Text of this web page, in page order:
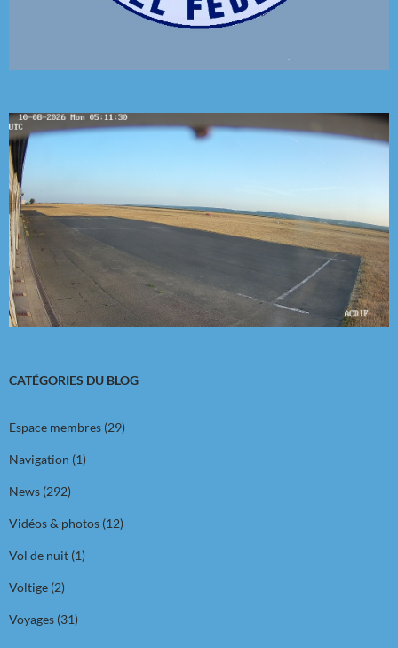
CATÉGORIES DU BLOG
Espace membres (29)
Navigation (1)
News (292)
Vidéos & photos (12)
Vol de nuit (1)
Voltige (2)
Voyages (31)